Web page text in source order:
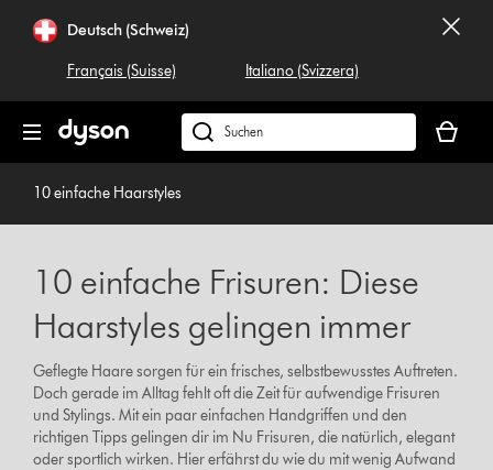
überspringenDeutsch (Schweiz)
Français (Suisse) Italiano (Svizzera)
Dyson.ch
durchsuchen
ist
10 einfache Haarstyles
10 einfache Frisuren: Diese
Haarstyles gelingen immer
Geflegte Haare sorgen für ein frisches, selbstbewusstes Auftreten.
Doch gerade im Alltag fehlt oft die Zeit für aufwendige Frisuren
und Stylings. Mit ein paar einfachen Handgriffen und den
richtigen Tipps gelingen dir im Nu Frisuren, die natürlich, elegant
oder sportlich wirken. Hier erfährst du wie du mit wenig Aufwand